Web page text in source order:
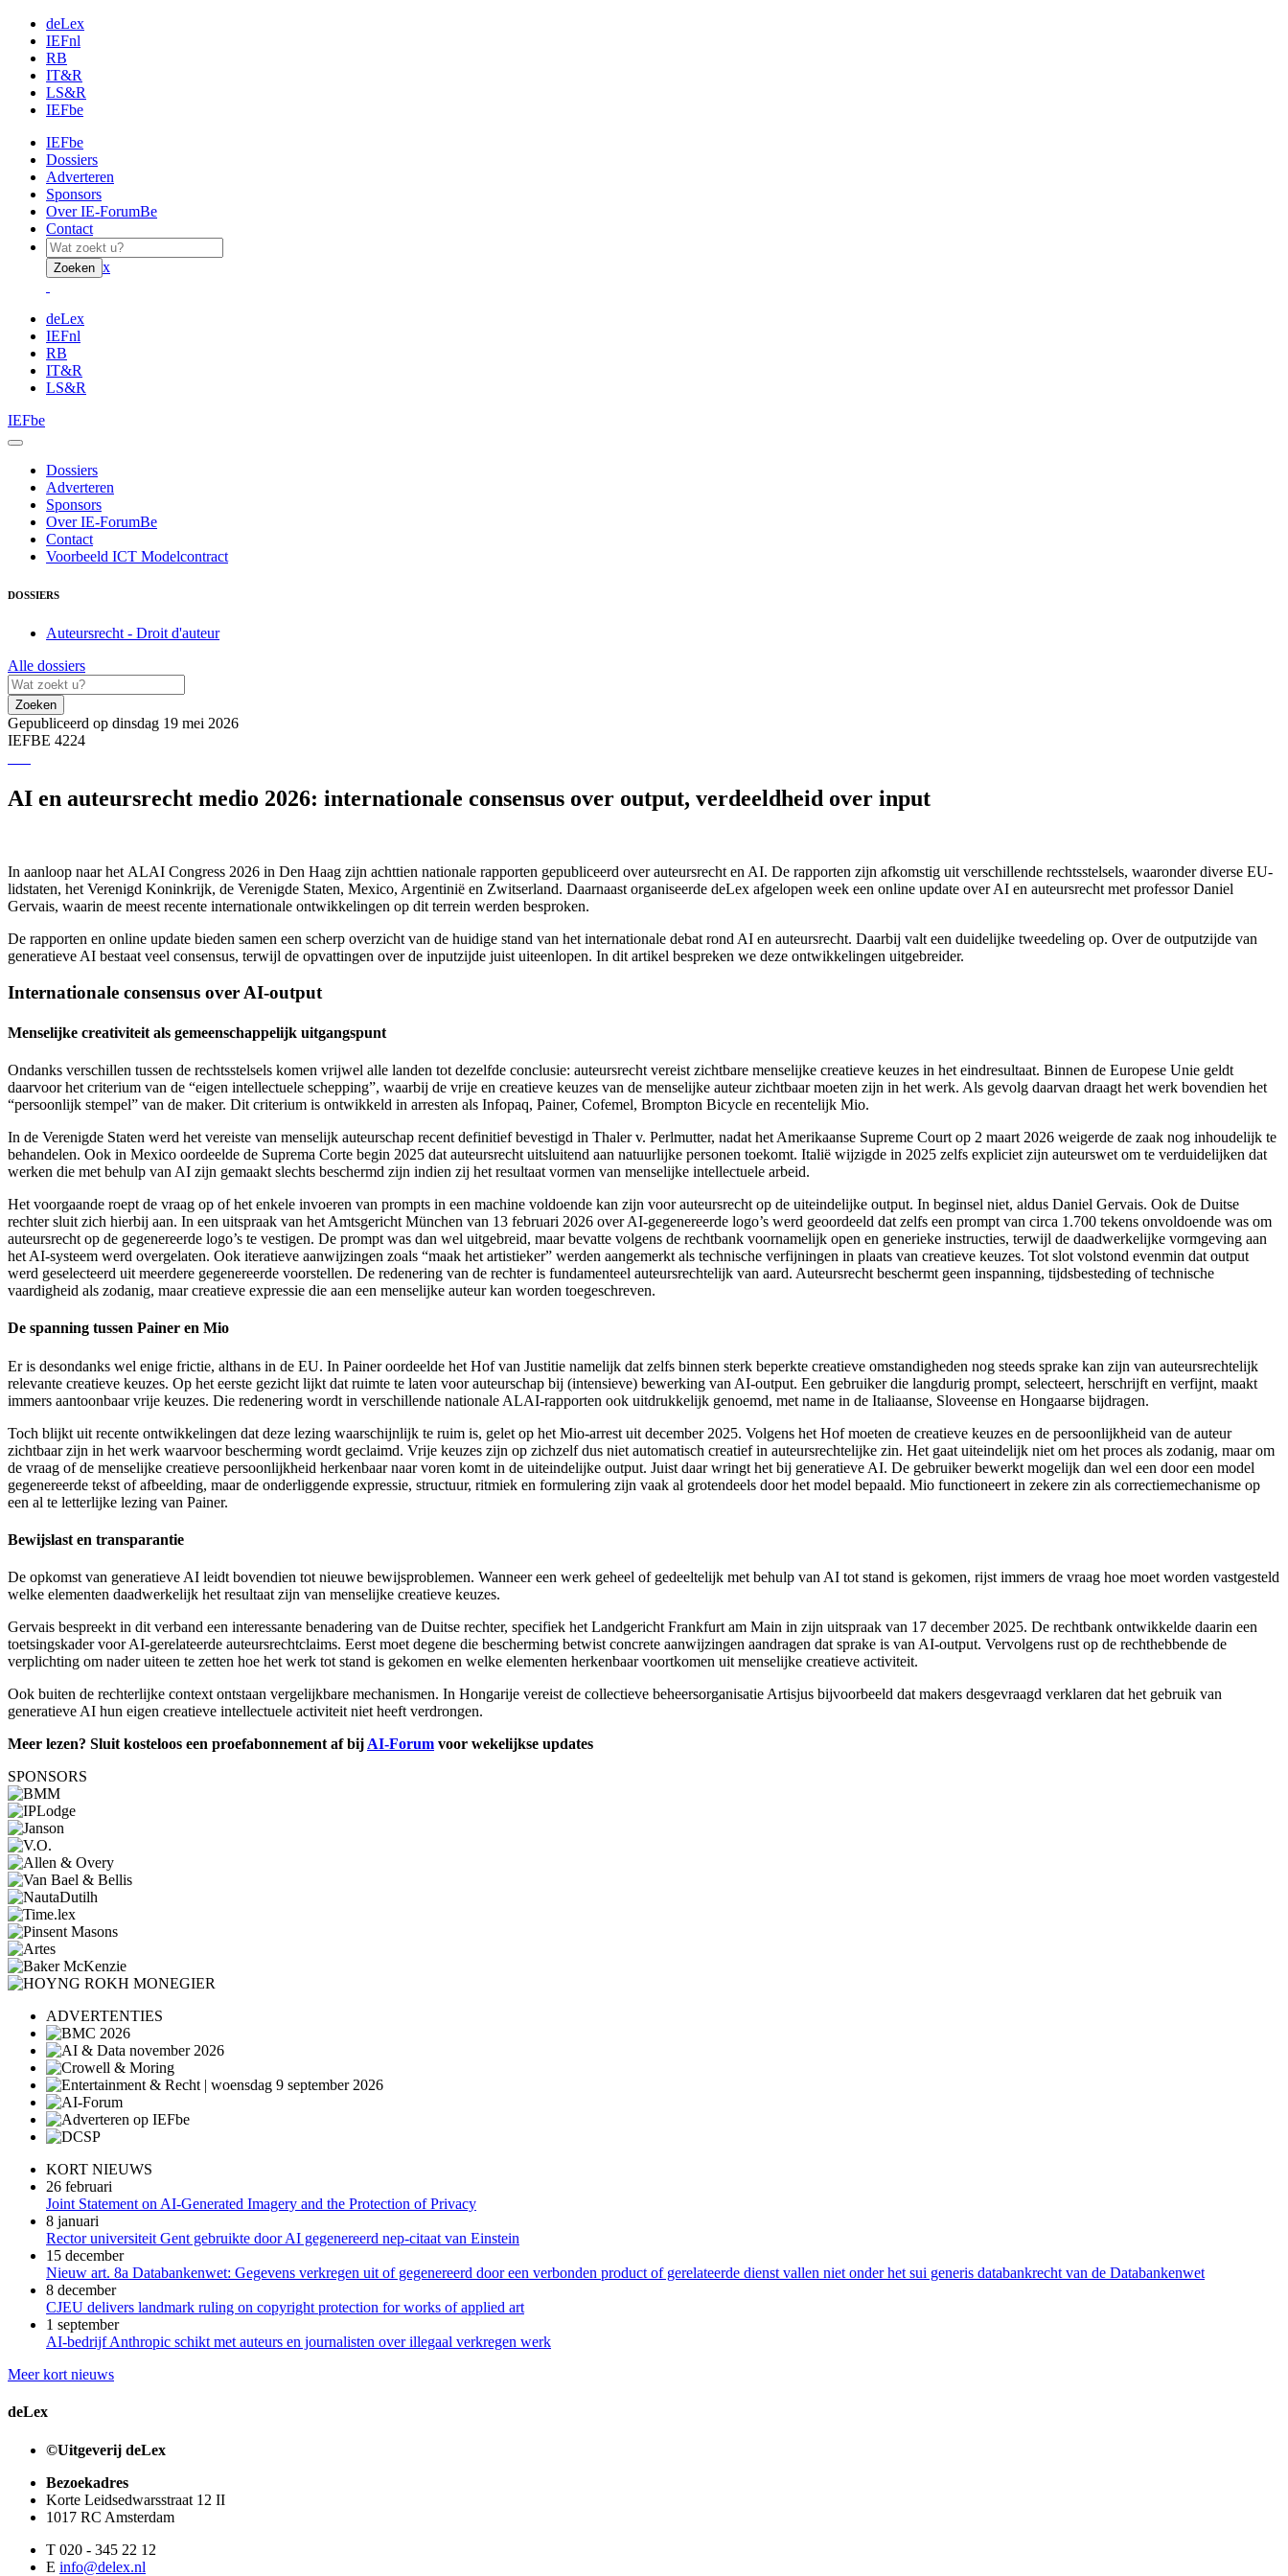
deLex
IEFnl
RB
IT&R
LS&R
IEFbe
IEFbe
Dossiers
Adverteren
Sponsors
Over IE-ForumBe
Contact
Zoeken x
deLex
IEFnl
RB
IT&R
LS&R
IEFbe
Dossiers
Adverteren
Sponsors
Over IE-ForumBe
Contact
Voorbeeld ICT Modelcontract
DOSSIERS
Auteursrecht - Droit d'auteur
Alle dossiers
Zoeken
Gepubliceerd op dinsdag 19 mei 2026
IEFBE 4224
AI en auteursrecht medio 2026: internationale consensus over output, verdeeldheid over input
In aanloop naar het ALAI Congress 2026 in Den Haag zijn achttien nationale rapporten gepubliceerd over auteursrecht en AI. De rapporten zijn afkomstig uit verschillende rechtsstelsels, waaronder diverse EU-
lidstaten, het Verenigd Koninkrijk, de Verenigde Staten, Mexico, Argentinië en Zwitserland. Daarnaast organiseerde deLex afgelopen week een online update over AI en auteursrecht met professor Daniel
Gervais, waarin de meest recente internationale ontwikkelingen op dit terrein werden besproken.
De rapporten en online update bieden samen een scherp overzicht van de huidige stand van het internationale debat rond AI en auteursrecht. Daarbij valt een duidelijke tweedeling op. Over de outputzijde van
generatieve AI bestaat veel consensus, terwijl de opvattingen over de inputzijde juist uiteenlopen. In dit artikel bespreken we deze ontwikkelingen uitgebreider.
Internationale consensus over AI-output
Menselijke creativiteit als gemeenschappelijk uitgangspunt
Ondanks verschillen tussen de rechtsstelsels komen vrijwel alle landen tot dezelfde conclusie: auteursrecht vereist zichtbare menselijke creatieve keuzes in het eindresultaat. Binnen de Europese Unie geldt
daarvoor het criterium van de “eigen intellectuele schepping”, waarbij de vrije en creatieve keuzes van de menselijke auteur zichtbaar moeten zijn in het werk. Als gevolg daarvan draagt het werk bovendien het
“persoonlijk stempel” van de maker. Dit criterium is ontwikkeld in arresten als Infopaq, Painer, Cofemel, Brompton Bicycle en recentelijk Mio.
In de Verenigde Staten werd het vereiste van menselijk auteurschap recent definitief bevestigd in Thaler v. Perlmutter, nadat het Amerikaanse Supreme Court op 2 maart 2026 weigerde de zaak nog inhoudelijk te
behandelen. Ook in Mexico oordeelde de Suprema Corte begin 2025 dat auteursrecht uitsluitend aan natuurlijke personen toekomt. Italië wijzigde in 2025 zelfs expliciet zijn auteurswet om te verduidelijken dat
werken die met behulp van AI zijn gemaakt slechts beschermd zijn indien zij het resultaat vormen van menselijke intellectuele arbeid.
Het voorgaande roept de vraag op of het enkele invoeren van prompts in een machine voldoende kan zijn voor auteursrecht op de uiteindelijke output. In beginsel niet, aldus Daniel Gervais. Ook de Duitse
rechter sluit zich hierbij aan. In een uitspraak van het Amtsgericht München van 13 februari 2026 over AI-gegenereerde logo’s werd geoordeeld dat zelfs een prompt van circa 1.700 tekens onvoldoende was om
auteursrecht op de gegenereerde logo’s te vestigen. De prompt was dan wel uitgebreid, maar bevatte volgens de rechtbank voornamelijk open en generieke instructies, terwijl de daadwerkelijke vormgeving aan
het AI-systeem werd overgelaten. Ook iteratieve aanwijzingen zoals “maak het artistieker” werden aangemerkt als technische verfijningen in plaats van creatieve keuzes. Tot slot volstond evenmin dat output
werd geselecteerd uit meerdere gegenereerde voorstellen. De redenering van de rechter is fundamenteel auteursrechtelijk van aard. Auteursrecht beschermt geen inspanning, tijdsbesteding of technische
vaardigheid als zodanig, maar creatieve expressie die aan een menselijke auteur kan worden toegeschreven.
De spanning tussen Painer en Mio
Er is desondanks wel enige frictie, althans in de EU. In Painer oordeelde het Hof van Justitie namelijk dat zelfs binnen sterk beperkte creatieve omstandigheden nog steeds sprake kan zijn van auteursrechtelijk
relevante creatieve keuzes. Op het eerste gezicht lijkt dat ruimte te laten voor auteurschap bij (intensieve) bewerking van AI-output. Een gebruiker die langdurig prompt, selecteert, herschrijft en verfijnt, maakt
immers aantoonbaar vrije keuzes. Die redenering wordt in verschillende nationale ALAI-rapporten ook uitdrukkelijk genoemd, met name in de Italiaanse, Sloveense en Hongaarse bijdragen.
Toch blijkt uit recente ontwikkelingen dat deze lezing waarschijnlijk te ruim is, gelet op het Mio-arrest uit december 2025. Volgens het Hof moeten de creatieve keuzes en de persoonlijkheid van de auteur
zichtbaar zijn in het werk waarvoor bescherming wordt geclaimd. Vrije keuzes zijn op zichzelf dus niet automatisch creatief in auteursrechtelijke zin. Het gaat uiteindelijk niet om het proces als zodanig, maar om
de vraag of de menselijke creatieve persoonlijkheid herkenbaar naar voren komt in de uiteindelijke output. Juist daar wringt het bij generatieve AI. De gebruiker bewerkt mogelijk dan wel een door een model
gegenereerde tekst of afbeelding, maar de onderliggende expressie, structuur, ritmiek en formulering zijn vaak al grotendeels door het model bepaald. Mio functioneert in zekere zin als correctiemechanisme op
een al te letterlijke lezing van Painer.
Bewijslast en transparantie
De opkomst van generatieve AI leidt bovendien tot nieuwe bewijsproblemen. Wanneer een werk geheel of gedeeltelijk met behulp van AI tot stand is gekomen, rijst immers de vraag hoe moet worden vastgesteld
welke elementen daadwerkelijk het resultaat zijn van menselijke creatieve keuzes.
Gervais bespreekt in dit verband een interessante benadering van de Duitse rechter, specifiek het Landgericht Frankfurt am Main in zijn uitspraak van 17 december 2025. De rechtbank ontwikkelde daarin een
toetsingskader voor AI-gerelateerde auteursrechtclaims. Eerst moet degene die bescherming betwist concrete aanwijzingen aandragen dat sprake is van AI-output. Vervolgens rust op de rechthebbende de
verplichting om nader uiteen te zetten hoe het werk tot stand is gekomen en welke elementen herkenbaar voortkomen uit menselijke creatieve activiteit.
Ook buiten de rechterlijke context ontstaan vergelijkbare mechanismen. In Hongarije vereist de collectieve beheersorganisatie Artisjus bijvoorbeeld dat makers desgevraagd verklaren dat het gebruik van
generatieve AI hun eigen creatieve intellectuele activiteit niet heeft verdrongen.
Meer lezen? Sluit kosteloos een proefabonnement af bij AI-Forum voor wekelijkse updates
SPONSORS
ADVERTENTIES
KORT NIEUWS
26 februari
Joint Statement on AI-Generated Imagery and the Protection of Privacy
8 januari
Rector universiteit Gent gebruikte door AI gegenereerd nep-citaat van Einstein
15 december
Nieuw art. 8a Databankenwet: Gegevens verkregen uit of gegenereerd door een verbonden product of gerelateerde dienst vallen niet onder het sui generis databankrecht van de Databankenwet
8 december
CJEU delivers landmark ruling on copyright protection for works of applied art
1 september
AI-bedrijf Anthropic schikt met auteurs en journalisten over illegaal verkregen werk
Meer kort nieuws
deLex
©Uitgeverij deLex
Bezoekadres
Korte Leidsedwarsstraat 12 II
1017 RC Amsterdam
T 020 - 345 22 12
E info@delex.nl